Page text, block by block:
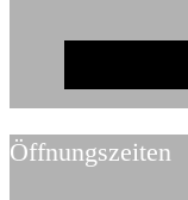
Öffnungszeiten